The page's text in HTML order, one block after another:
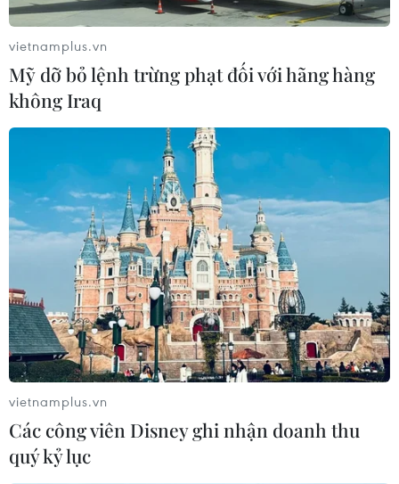
Đề xuất các tổ chức thẻ quốc tế miễn,
giảm các loại phí cho ngân hàng
30/08/2021 09:03
Hiệp hội Ngân hàng Việt Nam đề nghị tổ chức thẻ quốc
tế Visa và Mastercard giảm tối thiểu 50% phí xử lý giao
dịch đối với cả ngân hàng thanh toán và ngân hàng
phát hành.
vietnamplus.vn
Mỹ dỡ bỏ lệnh trừng phạt đối với hãng hàng
không Iraq
vietnamplus.vn
Các công viên Disney ghi nhận doanh thu
quý kỷ lục